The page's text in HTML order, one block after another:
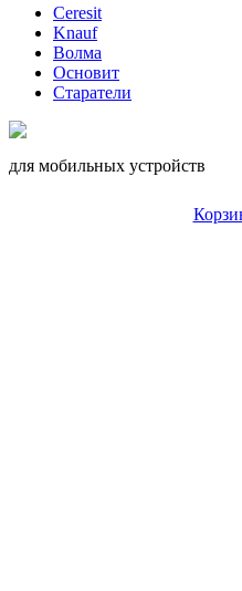
Ceresit
Knauf
Волма
Основит
Старатели
для мобильных устройств